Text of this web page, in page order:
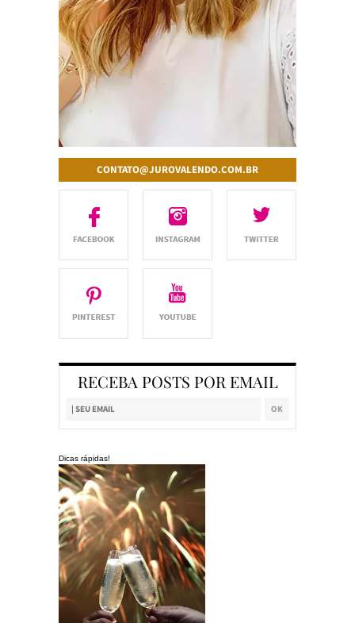
CONTATO@JUROVALENDO.COM.BR
RECEBA POSTS POR EMAIL
Dicas rápidas!